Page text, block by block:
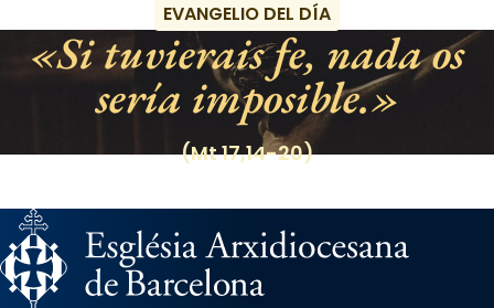
EVANGELIO DEL DÍA
Si tuvierais fe, nada os
sería imposible.
(Mt 17,14-20)